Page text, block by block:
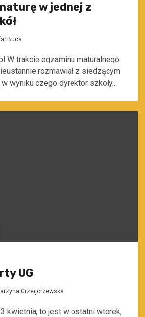
w jednej z
Buca
W trakcie egzaminu maturalnego
rozmawiał z siedzącym
wyniku czego dyrektor szkoły...
UG
Grzegorzewska
kwietnia, to jest w ostatni wtorek,